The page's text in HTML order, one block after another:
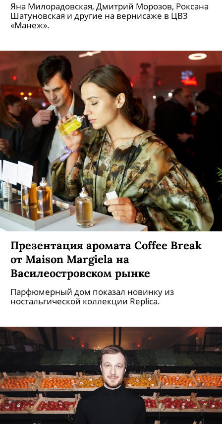
Яна Милорадовская, Дмитрий Морозов, Роксана
Шатуновская и другие на вернисаже в ЦВЗ
«Манеж».
Презентация аромата Coffee Break
от Maison Margiela на
Василеостровском рынке
Парфюмерный дом показал новинку из
ностальгической коллекции Replica.